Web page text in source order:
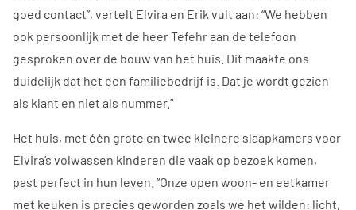
goed contact”, vertelt Elvira en Erik vult aan: “We hebben
ook persoonlijk met de heer Tefehr aan de telefoon
gesproken over de bouw van het huis. Dit maakte ons
duidelijk dat het een familiebedrijf is. Dat je wordt gezien
als klant en niet als nummer.”
Het huis, met één grote en twee kleinere slaapkamers voor
Elvira’s volwassen kinderen die vaak op bezoek komen,
past perfect in hun leven. “Onze open woon- en eetkamer
met keuken is precies geworden zoals we het wilden: licht,